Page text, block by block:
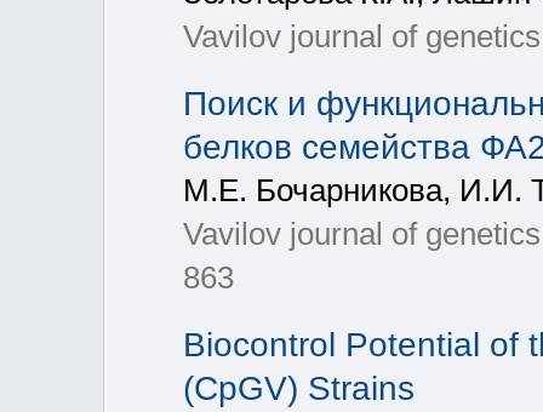
Vavilov journal of
Поиск и
белков семейства
М.Е. Бочарникова, И.И.
Vavilov journal of
863
Biocontrol Potential of
(CpGV) Strains